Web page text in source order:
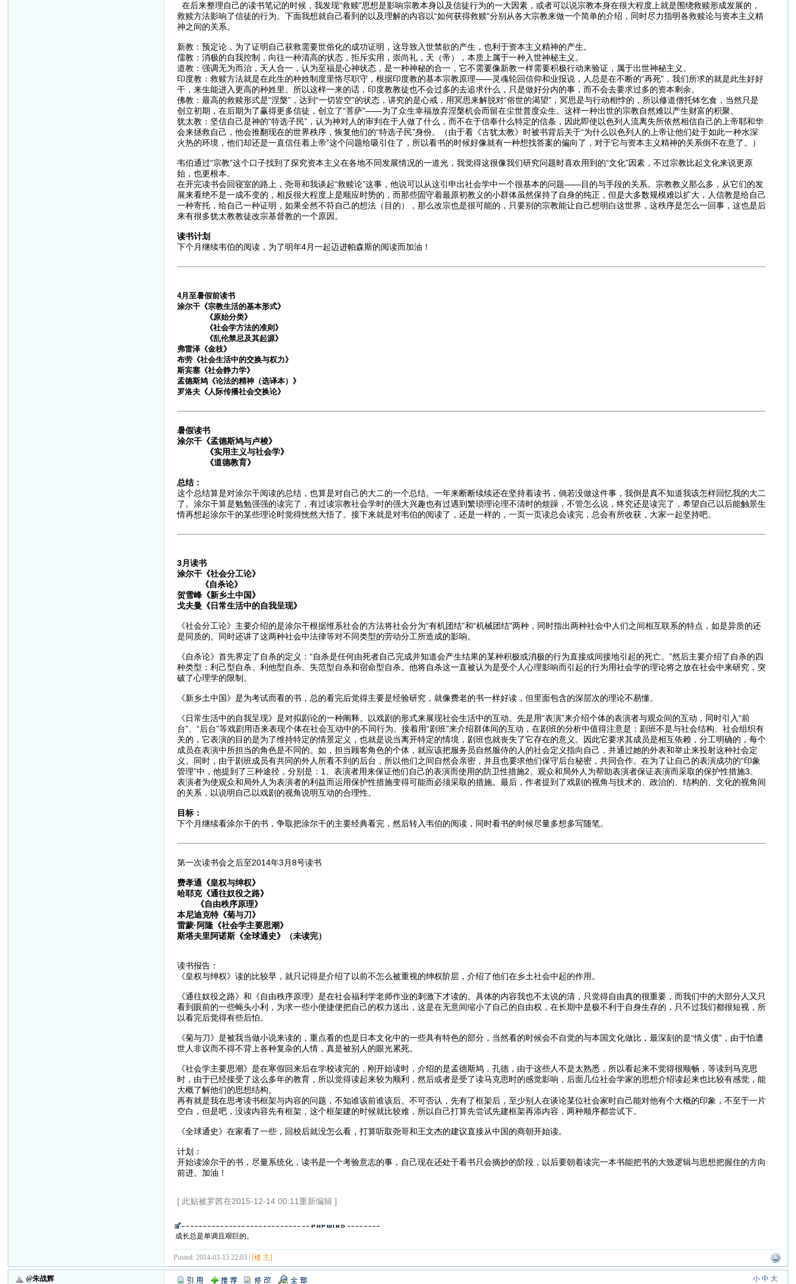
在后来整理自己的读书笔记的时候，我发现“救赎”思想是影响宗教本身以及信徒行为的一大因素，或者可以说宗教本身在很大程度上就是围绕救赎形成发展的，
救赎方法影响了信徒的行为。下面我想就自己看到的以及理解的内容以“如何获得救赎”分别从各大宗教来做一个简单的介绍，同时尽力指明各救赎论与资本主义精
神之间的关系。
新教：预定论，为了证明自己获救需要世俗化的成功证明，这导致入世禁欲的产生，也利于资本主义精神的产生。
儒教：消极的自我控制，向往一种清高的状态，拒斥实用，崇尚礼，天（帝），本质上属于一种入世神秘主义。
道教：强调无为而治，天人合一，认为至福是心神状态，是一种神秘的合一，它不需要像新教一样需要积极行动来验证，属于出世神秘主义。
印度教：救赎方法就是在此生的种姓制度里恪尽职守，根据印度教的基本宗教原理——灵魂轮回信仰和业报说，人总是在不断的“再死”，我们所求的就是此生好好
干，来生能进入更高的种姓里。所以这样一来的话，印度教教徒也不会过多的去追求什么，只是做好分内的事，而不会去要求过多的资本剩余。
佛教：最高的救赎形式是“涅槃”，达到“一切皆空”的状态，讲究的是心戒，用冥思来解脱对“俗世的渴望”，冥思是与行动相悖的，所以修道僧托钵乞食，当然只是
创立初期，在后期为了赢得更多信徒，创立了“菩萨”——为了众生幸福放弃涅槃机会而留在尘世普度众生。这样一种出世的宗教自然难以产生财富的积聚。
犹太教：坚信自己是神的“特选子民”，认为神对人的审判在于人做了什么，而不在于信奉什么特定的信条，因此即使以色列人流离失所依然相信自己的上帝耶和华
会来拯救自己，他会推翻现在的世界秩序，恢复他们的“特选子民”身份。（由于看《古犹太教》时被书背后关于“为什么以色列人的上帝让他们处于如此一种水深
火热的环境，他们却还是一直信任着上帝”这个问题给吸引住了，所以看书的时候好像就有一种想找答案的偏向了，对于它与资本主义精神的关系倒不在意了。）
韦伯通过“宗教”这个口子找到了探究资本主义在各地不同发展情况的一道光，我觉得这很像我们研究问题时喜欢用到的“文化”因素，不过宗教比起文化来说更原
始，也更根本。
在开完读书会回寝室的路上，尧哥和我谈起“救赎论”这事，他说可以从这引申出社会学中一个很基本的问题——目的与手段的关系。宗教教义那么多，从它们的发
展来看绝不是一成不变的，相反很大程度上是顺应时势的，而那些固守着最原初教义的小群体虽然保持了自身的纯正，但是大多数规模难以扩大，人信教是给自己
一种寄托，给自己一种证明，如果全然不符自己的想法（目的），那么改宗也是很可能的，只要别的宗教能让自己想明白这世界，这秩序是怎么一回事，这也是后
来有很多犹太教教徒改宗基督教的一个原因。
读书计划
下个月继续韦伯的阅读，为了明年4月一起迈进帕森斯的阅读而加油！
4月至暑假前读书
涂尔干《宗教生活的基本形式》
《原始分类》
《社会学方法的准则》
《乱伦禁忌及其起源》
弗雷泽《金枝》
布劳《社会生活中的交换与权力》
斯宾塞《社会静力学》
孟德斯鸠《论法的精神（选译本）》
罗洛夫《人际传播社会交换论》
暑假读书
涂尔干《孟德斯鸠与卢梭》
《实用主义与社会学》
《道德教育》
总结：
这个总结算是对涂尔干阅读的总结，也算是对自己的大二的一个总结。一年来断断续续还在坚持着读书，倘若没做这件事，我倒是真不知道我该怎样回忆我的大二
了。涂尔干算是勉勉强强的读完了，有过读宗教社会学时的强大兴趣也有过遇到繁琐理论理不清时的烦躁，不管怎么说，终究还是读完了，希望自己以后能触景生
情再想起涂尔干的某些理论时觉得恍然大悟了。接下来就是对韦伯的阅读了，还是一样的，一页一页读总会读完，总会有所收获，大家一起坚持吧。
3月读书
涂尔干《社会分工论》
《自杀论》
贺雪峰《新乡土中国》
戈夫曼《日常生活中的自我呈现》
《社会分工论》主要介绍的是涂尔干根据维系社会的方法将社会分为“有机团结”和“机械团结”两种，同时指出两种社会中人们之间相互联系的特点，如是异质的还
是同质的。同时还讲了这两种社会中法律等对不同类型的劳动分工所造成的影响。
《自杀论》首先界定了自杀的定义：“自杀是任何由死者自己完成并知道会产生结果的某种积极或消极的行为直接或间接地引起的死亡。”然后主要介绍了自杀的四
种类型：利己型自杀、利他型自杀、失范型自杀和宿命型自杀。他将自杀这一直被认为是受个人心理影响而引起的行为用社会学的理论将之放在社会中来研究，突
破了心理学的限制。
《新乡土中国》是为考试而看的书，总的看完后觉得主要是经验研究，就像费老的书一样好读，但里面包含的深层次的理论不易懂。
《日常生活中的自我呈现》是对拟剧论的一种阐释。以戏剧的形式来展现社会生活中的互动。先是用“表演”来介绍个体的表演者与观众间的互动，同时引入“前
台”、“后台”等戏剧用语来表现个体在社会互动中的不同行为。接着用“剧班”来介绍群体间的互动，在剧班的分析中值得注意是：剧班不是与社会结构、社会组织有
关的，它表演的目的是为了维持特定的情景定义，也就是说当离开特定的情境，剧班也就丧失了它存在的意义。因此它要求其成员是相互依赖，分工明确的，每个
成员在表演中所担当的角色是不同的。如，担当顾客角色的个体，就应该把服务员自然服侍的人的社会定义指向自己，并通过她的外表和举止来投射这种社会定
义。同时，由于剧班成员有共同的外人所看不到的后台，所以他们之间自然会亲密，并且也要求他们保守后台秘密，共同合作。在为了让自己的表演成功的“印象
管理”中，他提到了三种途径，分别是：1、表演者用来保证他们自己的表演而使用的防卫性措施2、观众和局外人为帮助表演者保证表演而采取的保护性措施3、
表演者为使观众和局外人为表演者的利益而运用保护性措施变得可能而必须采取的措施。最后，作者提到了戏剧的视角与技术的、政治的、结构的、文化的视角间
的关系，以说明自己以戏剧的视角说明互动的合理性。
目标：
下个月继续看涂尔干的书，争取把涂尔干的主要经典看完，然后转入韦伯的阅读，同时看书的时候尽量多想多写随笔。
第一次读书会之后至2014年3月8号读书
费孝通《皇权与绅权》
哈耶克《通往奴役之路》
《自由秩序原理》
本尼迪克特《菊与刀》
雷蒙·阿隆《社会学主要思潮》
斯塔夫里阿诺斯《全球通史》（未读完）
读书报告：
《皇权与绅权》读的比较早，就只记得是介绍了以前不怎么被重视的绅权阶层，介绍了他们在乡土社会中起的作用。
《通往奴役之路》和《自由秩序原理》是在社会福利学老师作业的刺激下才读的。具体的内容我也不太说的清，只觉得自由真的很重要，而我们中的大部分人又只
看到眼前的一些蝇头小利，为求一些小便捷便把自己的权力送出，这是在无意间缩小了自己的自由权，在长期中是极不利于自身生存的，只不过我们都很短视，所
以看完后觉得有些后怕。
《菊与刀》是被我当做小说来读的，重点看的也是日本文化中的一些具有特色的部分，当然看的时候会不自觉的与本国文化做比，最深刻的是“情义债”，由于怕遭
世人非议而不得不背上各种复杂的人情，真是被别人的眼光累死。
《社会学主要思潮》是在寒假回来后在学校读完的，刚开始读时，介绍的是孟德斯鸠，孔德，由于这些人不是太熟悉，所以看起来不觉得很顺畅，等读到马克思
时，由于已经接受了这么多年的教育，所以觉得读起来较为顺利，然后或者是受了读马克思时的感觉影响，后面几位社会学家的思想介绍读起来也比较有感觉，能
大概了解他们的思想结构。
再有就是我在思考读书框架与内容的问题，不知谁该前谁该后。不可否认，先有了框架后，至少别人在谈论某位社会家时自己能对他有个大概的印象，不至于一片
空白，但是吧，没读内容先有框架，这个框架建的时候就比较难，所以自己打算先尝试先建框架再添内容，两种顺序都尝试下。
《全球通史》在家看了一些，回校后就没怎么看，打算听取尧哥和王文杰的建议直接从中国的商朝开始读。
计划：
开始读涂尔干的书，尽量系统化，读书是一个考验意志的事，自己现在还处于看书只会摘抄的阶段，以后要朝着读完一本书能把书的大致逻辑与思想把握住的方向
前进。加油！
[ 此贴被罗茜在2015-12-14 00:11重新编辑 ]
成长总是单调且艰巨的。
Posted: 2014-03-15 22:03 | [楼 主]
@朱战辉 小 中 大